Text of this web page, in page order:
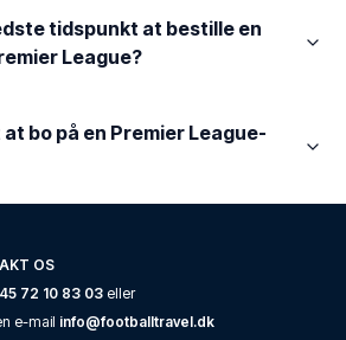
tidspunkt at bestille en
League?
bo på en Premier League-
OS
72 10 83 03 eller
e-mail info@footballtravel.dk